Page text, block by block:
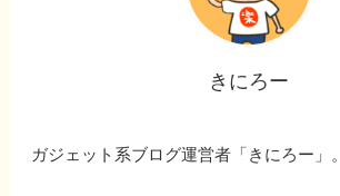
きにろー
ガジェット系ブログ運営者「きにろー」。